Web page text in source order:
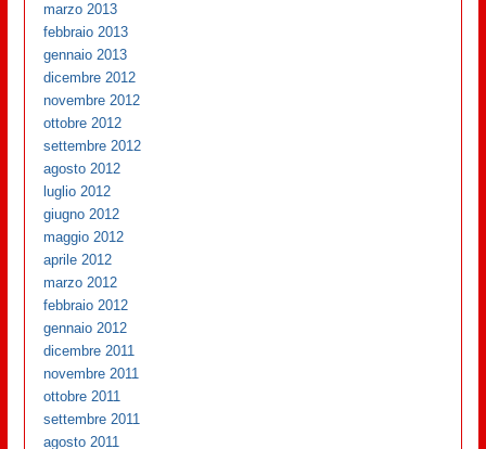
marzo 2013
febbraio 2013
gennaio 2013
dicembre 2012
novembre 2012
ottobre 2012
settembre 2012
agosto 2012
luglio 2012
giugno 2012
maggio 2012
aprile 2012
marzo 2012
febbraio 2012
gennaio 2012
dicembre 2011
novembre 2011
ottobre 2011
settembre 2011
agosto 2011